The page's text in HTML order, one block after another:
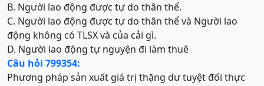
B. Người lao động được tự do thân thể.
C. Người lao động được tự do thân thể và Người lao
động không có TLSX và của cải gì.
D. Người lao động tự nguyện đi làm thuê
Câu hỏi 799354:
Phương pháp sản xuất giá trị thặng dư tuyệt đối thực